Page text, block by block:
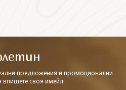
предложения и промоционални
впишете своя имейл.